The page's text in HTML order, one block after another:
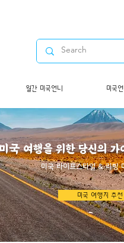
국 여행을 위한 당신의 가
미국 라이프스타일 & 리빙
미국 여행지 추천
월간 미국언니 미국